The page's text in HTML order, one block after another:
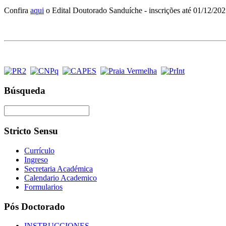
Confira aqui o Edital Doutorado Sanduíche - inscrições até 01/12/
Búsqueda
Stricto Sensu
Currículo
Ingreso
Secretaria Académica
Calendario Academico
Formularios
Pós Doctorado